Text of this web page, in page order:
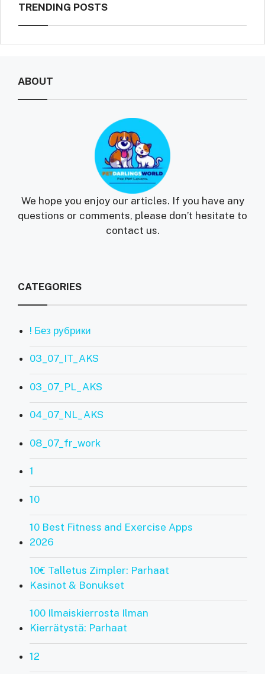
TRENDING POSTS
ABOUT
We hope you enjoy our articles. If you have any
questions or comments, please don’t hesitate to
contact us.
CATEGORIES
! Без рубрики
03_07_IT_AKS
03_07_PL_AKS
04_07_NL_AKS
08_07_fr_work
1
10
10 Best Fitness and Exercise Apps
2026
10€ Talletus Zimpler: Parhaat
Kasinot & Bonukset
100 Ilmaiskierrosta Ilman
Kierrätystä: Parhaat
12